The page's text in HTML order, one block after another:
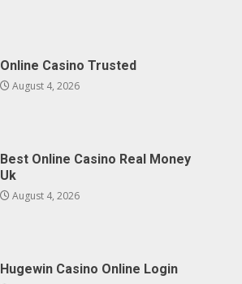
Online Casino Trusted
August 4, 2026
Best Online Casino Real Money
Uk
August 4, 2026
Hugewin Casino Online Login